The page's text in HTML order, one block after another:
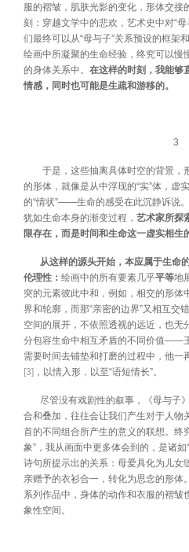
服的褶皱，肌肤光影的变化，形体交接
刻：穿越文学中的悲欢，艺术史中对“母
们最终可以从“母与子”关系预设的框架
绘画中所凝聚的生命经验，终究可以慢
的身体关系中。 在这样的时刻，我能够
情感，同时也可能是生疏和游移的。
3
于是，这些抽离具体时空的背景，形
的形体，就像是从中浮现的“实”体，虚
的“情状”——生命的感受在此沉静诉说
犹如生命本身的渐变过程， 艺术家所探
限存在，而是时间和生命这一虚实相生
从这样的源头开始，本应属于生命
伦理性： 绘画中的所有要素几乎平等地
突的元素彼此中和，例如，相交的形体
界和轮廓，而那“亲密的边界”又相互交
空间的展开，不依照透视的远近，也无
分包容生命中相互矛盾的不同价值——
需要时间去铺垫和打磨的过程中，他一
[3] ，以情入形，以至“语短情长”。
尽管没有戏剧性的叙事，《母与子
合和叠加，往往会让我们产生对于人物
首的不同组合所产生的意义的联想。终
象”，我从画面中更多体会到的，是诸
诗句所提示出的关系：母爱具化为儿女
亲赠予的衣衫合一，转化为思念的形体
系列作品中，身体的动作和衣服的褶皱
象性空间。